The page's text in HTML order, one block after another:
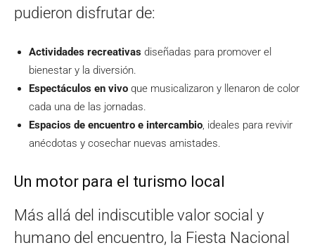
pudieron disfrutar de:
Actividades recreativas diseñadas para promover el
bienestar y la diversión.
Espectáculos en vivo que musicalizaron y llenaron de color
cada una de las jornadas.
Espacios de encuentro e intercambio, ideales para revivir
anécdotas y cosechar nuevas amistades.
Un motor para el turismo local
Más allá del indiscutible valor social y
humano del encuentro, la Fiesta Nacional